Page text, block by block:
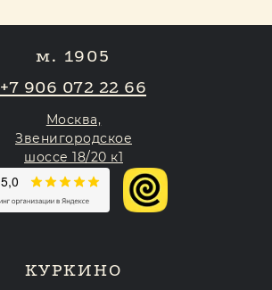
КУРКИНО
м. 1905
Москва,
Звенигородское
шоссе 18/20 к1
+7 906 072 22 66